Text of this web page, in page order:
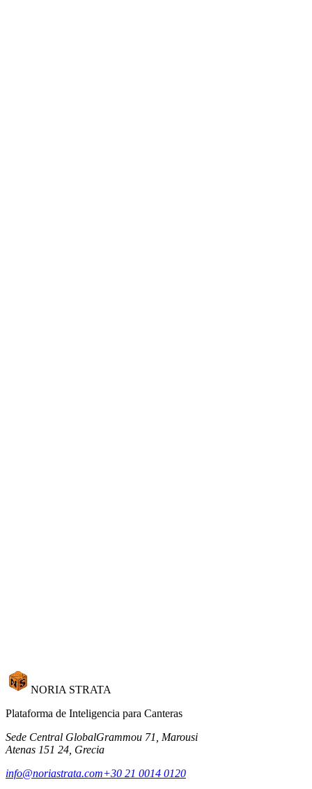
NORIA STRATA
Plataforma de Inteligencia para Canteras
Sede Central GlobalGrammou 71, Marousi
Atenas 151 24, Grecia
info@noriastrata.com+30 21 0014 0120